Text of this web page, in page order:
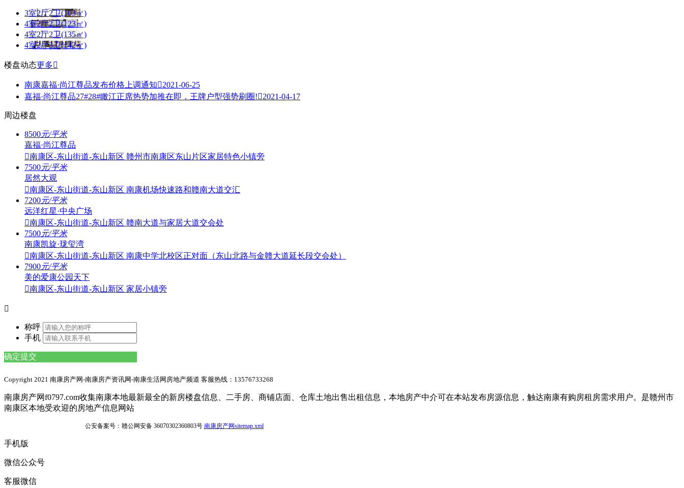
3室2厅2卫(103㎡)
4室2厅2卫(123㎡)
4室2厅2卫(135㎡)
4室2厅3卫(142㎡)
楼盘动态更多
南康嘉福·尚江尊品发布价格上调通知2021-06-25
嘉福·尚江尊品27#28#瞰江正席热势加推在即，王牌户型强势刷圈!2021-04-17
周边楼盘
8500元/平米
嘉福·尚江尊品
南康区-东山街道-东山新区 赣州市南康区东山片区家居特色小镇旁
7500元/平米
居然大观
南康区-东山街道-东山新区 南康机场快速路和赣南大道交汇
7200元/平米
远洋红星·中央广场
南康区-东山街道-东山新区 赣南大道与家居大道交会处
7500元/平米
南康凯旋·珑玺湾
南康区-东山街道-东山新区 南康中学北校区正对面（东山北路与金赣大道延长段交会处）
7900元/平米
美的爱康公园天下
南康区-东山街道-东山新区 家居小镇旁

称呼
手机
确定提交
Copyright 2021 南康房产网-南康房产资讯网-南康生活网房地产频道 客服热线：13576733268
南康房产网f0797.com收集南康本地最新最全的新房楼盘信息、二手房、商铺店面、仓库土地出售出租信息，本地房产中介可在本站发布房源信息，触达南康有购房租房需求用户。是赣州市
南康区本地受欢迎的房地产信息网站
公安备案号：赣公网安备 36070302360803号 南康房产网sitemap.xml
手机版
微信公众号
客服微信